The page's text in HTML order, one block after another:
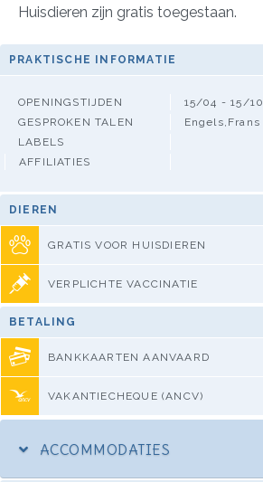
Huisdieren zijn gratis toegestaan.
PRAKTISCHE INFORMATIE
OPENINGSTIJDEN
15/04 - 15/10
GESPROKEN TALEN
Engels,Frans
LABELS
AFFILIATIES
DIEREN
GRATIS VOOR HUISDIEREN
VERPLICHTE VACCINATIE
BETALING
BANKKAARTEN AANVAARD
VAKANTIECHEQUE (ANCV)
ACCOMMODATIES